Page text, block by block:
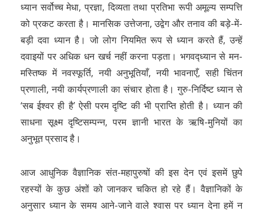
ध्यान सर्वोच्च मेधा, प्रज्ञा, दिव्यता तथा प्रतिभा रूपी अमूल्य सम्पत्ति
को प्रकट करता है। मानसिक उत्तेजना, उद्वेग और तनाव की बड़े-में-
बड़ी दवा ध्यान है। जो लोग नियमित रूप से ध्यान करते हैं, उन्हें
दवाइयों पर अधिक धन खर्च नहीं करना पड़ता। भगवद्ध्यान से मन-
मस्तिष्क में नवस्फूर्ति, नयी अनुभूतियाँ, नयी भावनाएँ, सही चिंतन
प्रणाली, नयी कार्यप्रणाली का संचार होता है। गुरु-निर्दिष्ट ध्यान से
‘सब ईश्वर ही है’ ऐसी परम दृष्टि की भी प्राप्ति होती है। ध्यान की
साधना सूक्ष्म दृष्टिसम्पन्न, परम ज्ञानी भारत के ऋषि-मुनियों का
अनुभूत प्रसाद है।
आज आधुनिक वैज्ञानिक संत-महापुरुषों की इस देन एवं इसमें छुपे
रहस्यों के कुछ अंशों को जानकर चकित हो रहे हैं। वैज्ञानिकों के
अनुसार ध्यान के समय आने-जाने वाले श्वास पर ध्यान देना हमें न